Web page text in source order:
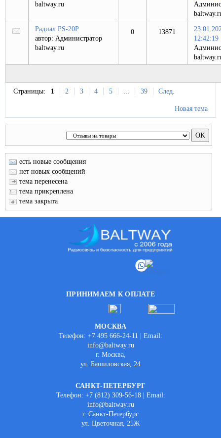
baltway.ru
Радиал PS-20P
автор: Администратор
baltway.ru
0 13871
12:42:19
Страницы: 1 2 3 4 5 ... 39 След.
Новая тема
есть новые сообщения
нет новых сообщений
тема перенесена
тема прикреплена
тема закрыта
ПРИНИМАЕМ К ОПЛАТЕ
МОСКВА
Телефон: +7 495 666-24-11 | Email:
info@baltway.ru
г. Москва,
ул. Башиловская, 24
САНКТ-ПЕТЕРБУРГ
Телефон: +7 (812) 309-56-18 | Email:
info@baltway.ru
г. Санкт-Петербург
ул. Цветочная, 25Ж